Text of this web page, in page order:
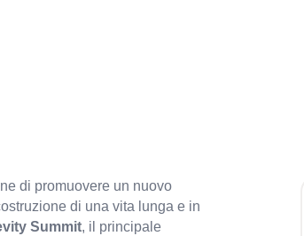
di promuovere un nuovo
di una vita lunga e in
Summit, il principale